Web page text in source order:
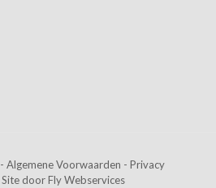
Algemene Voorwaarden - Privacy
Site doorFly Webservices